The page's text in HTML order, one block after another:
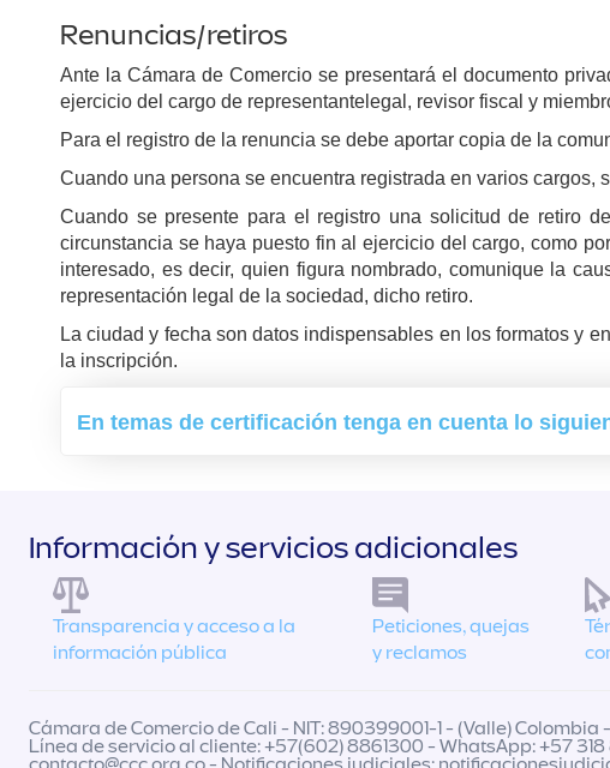
Renuncias/retiros
Ante la Cámara de Comercio se presentará el documento
ejercicio del cargo de representantelegal, revisor fiscal y
Para el registro de la renuncia se debe aportar copia de la
Cuando una persona se encuentra registrada en varios
Cuando se presente para el registro una solicitud de retiro
circunstancia se haya puesto fin al ejercicio del cargo, como
interesado, es decir, quien figura nombrado, comunique la
representación legal de la sociedad, dicho retiro.
La ciudad y fecha son datos indispensables en los formatos y
la inscripción.
En temas de certificación tenga en cuenta lo
Información y servicios adicionales
Transparencia y acceso a la
información pública
Peticiones, quejas
y reclamos
Cámara de Comercio de Cali - NIT: 890399001-1 - (Valle) Colombia -
Línea de servicio al cliente: +57(602) 8861300 - WhatsApp: +57